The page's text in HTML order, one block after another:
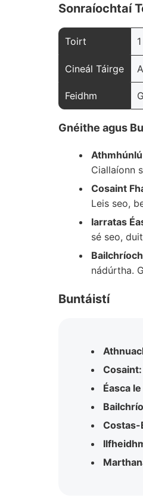
Sonraíochtaí
Toirt
Cineál Táirge
Feidhm
Gnéithe agus
Ciallaíonn
Cosaint
Leis seo,
Iarratas
sé seo,
nádúrtha.
Buntáistí
Cosaint:
Éasca
Costas-